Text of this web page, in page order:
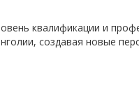
квалификации и
создавая новые